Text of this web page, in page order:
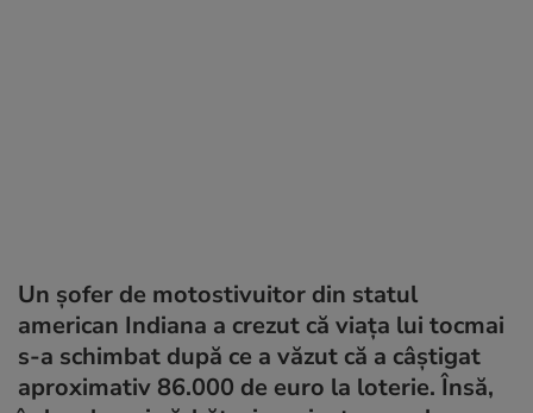
Un șofer de motostivuitor din statul
american Indiana a crezut că viața lui tocmai
s-a schimbat după ce a văzut că a câștigat
aproximativ 86.000 de euro la loterie. Însă,